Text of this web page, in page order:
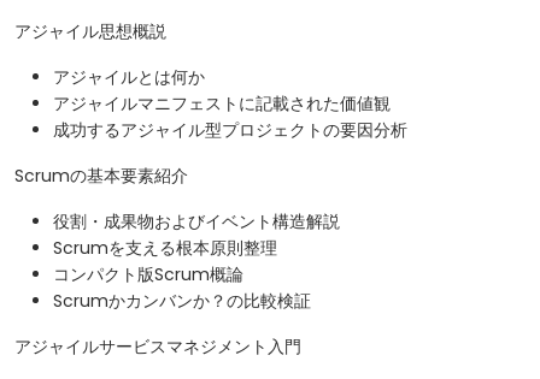
アジャイル思想概説
アジャイルとは何か
アジャイルマニフェストに記載された価値観
成功するアジャイル型プロジェクトの要因分析
Scrumの基本要素紹介
役割・成果物およびイベント構造解説
Scrumを支える根本原則整理
コンパクト版Scrum概論
Scrumかカンバンか？の比較検証
アジャイルサービスマネジメント入門